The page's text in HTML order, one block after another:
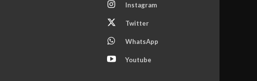
Instagram
Twitter
WhatsApp
Youtube